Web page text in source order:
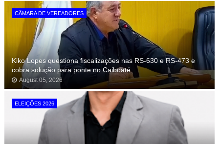
CÂMARA DE VEREADORES
Kiko Lopes questiona fiscalizações nas RS-630 e RS-473 e
cobra solução para ponte no Caiboaté
August 05, 2026
ELEIÇÕES 2026